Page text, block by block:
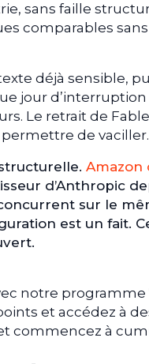
sans faille
comparables
déjà sensible,
jour d’interruption
Le retrait de
de vaciller.
Amazon
d’Anthropic
sur le
est un fait.
notre programme
et accédez à
commencez à